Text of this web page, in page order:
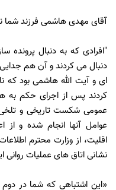
آقاى مهدی هاشمی فرزند شما
"افرادی که به دنبال پرونده
دنبال می کردند و آن هم جدایی
ای و آیت الله هاشمی بود که
کردند پس از اجرای حکم به
عمومی شکست تاریخی و تلخی
عوامل آنها انجام شده و از
اقلیت، از وزارت محترم
نشانی اتاق های عملیات روانی
«این اشتباهی که شما در